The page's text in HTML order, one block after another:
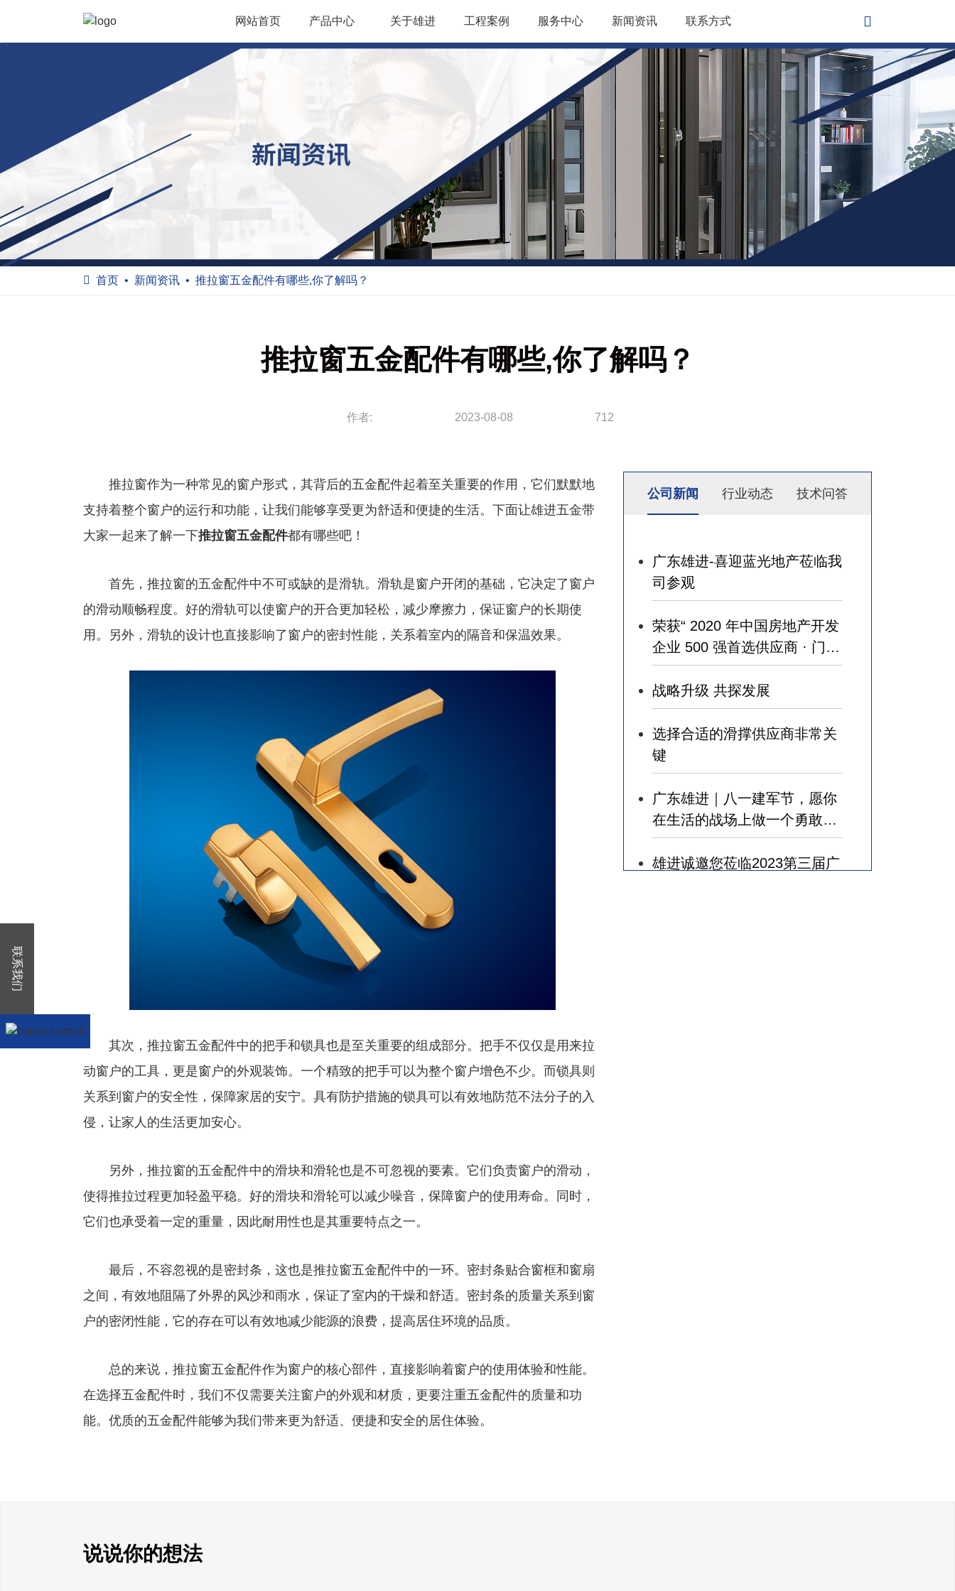
网站首页 产品中心 关于雄进 工程案例 服务中心 新闻资讯 联系方式
首页 新闻资讯 推拉窗五金配件有哪些,你了解吗？
推拉窗五金配件有哪些,你了解吗？
作者: 2023-08-08 712
推拉窗作为一种常见的窗户形式，其背后的五金配件起着至关重要的作用，它们默默地
支持着整个窗户的运行和功能，让我们能够享受更为舒适和便捷的生活。下面让雄进五金带
大家一起来了解一下推拉窗五金配件都有哪些吧！
首先，推拉窗的五金配件中不可或缺的是滑轨。滑轨是窗户开闭的基础，它决定了窗户
的滑动顺畅程度。好的滑轨可以使窗户的开合更加轻松，减少摩擦力，保证窗户的长期使
用。另外，滑轨的设计也直接影响了窗户的密封性能，关系着室内的隔音和保温效果。
其次，推拉窗五金配件中的把手和锁具也是至关重要的组成部分。把手不仅仅是用来拉
动窗户的工具，更是窗户的外观装饰。一个精致的把手可以为整个窗户增色不少。而锁具则
关系到窗户的安全性，保障家居的安宁。具有防护措施的锁具可以有效地防范不法分子的入
侵，让家人的生活更加安心。
另外，推拉窗的五金配件中的滑块和滑轮也是不可忽视的要素。它们负责窗户的滑动，
使得推拉过程更加轻盈平稳。好的滑块和滑轮可以减少噪音，保障窗户的使用寿命。同时，
它们也承受着一定的重量，因此耐用性也是其重要特点之一。
最后，不容忽视的是密封条，这也是推拉窗五金配件中的一环。密封条贴合窗框和窗扇
之间，有效地阻隔了外界的风沙和雨水，保证了室内的干燥和舒适。密封条的质量关系到窗
户的密闭性能，它的存在可以有效地减少能源的浪费，提高居住环境的品质。
总的来说，推拉窗五金配件作为窗户的核心部件，直接影响着窗户的使用体验和性能。
在选择五金配件时，我们不仅需要关注窗户的外观和材质，更要注重五金配件的质量和功
能。优质的五金配件能够为我们带来更为舒适、便捷和安全的居住体验。
公司新闻 行业动态 技术问答
广东雄进-喜迎蓝光地产莅临我
司参观
荣获“ 2020 年中国房地产开发
企业 500 强首选供应商 · 门窗
五金类 ”
战略升级 共探发展
选择合适的滑撑供应商非常关
键
广东雄进｜八一建军节，愿你
在生活的战场上做一个勇敢的
军人，赢得幸福！
雄进诚邀您莅临2023第三届广
说说你的想法
联系我们